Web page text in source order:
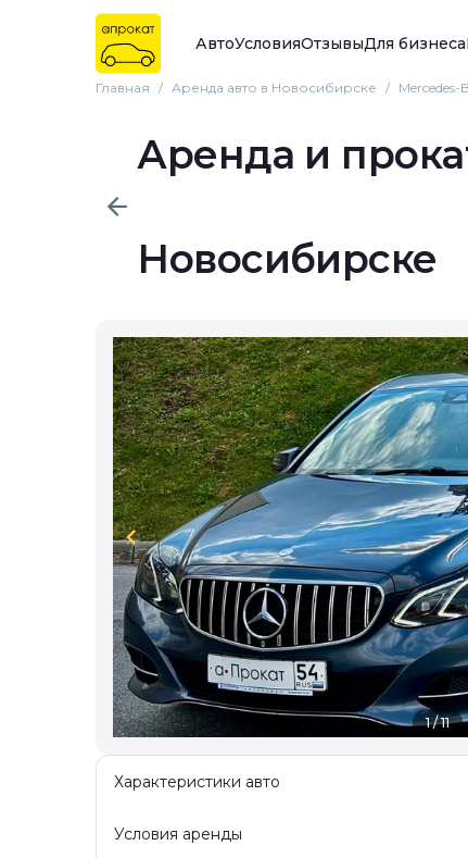
АвтоУсловияОтзывыДля бизнеса
Главная / Аренда авто в Новосибирске / Mercedes-
Аренда и
Новосибирске
chevron_left
1 / 11
Характеристики авто
Условия аренды